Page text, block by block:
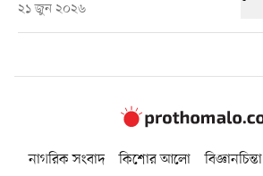
২১ জুন ২০২৬
নাগরিক সংবাদ কিশোর আলো বিজ্ঞানচিন্তা